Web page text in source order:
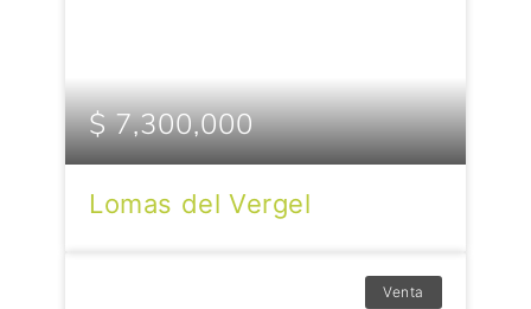
$ 7,300,000
Lomas del Vergel
Venta